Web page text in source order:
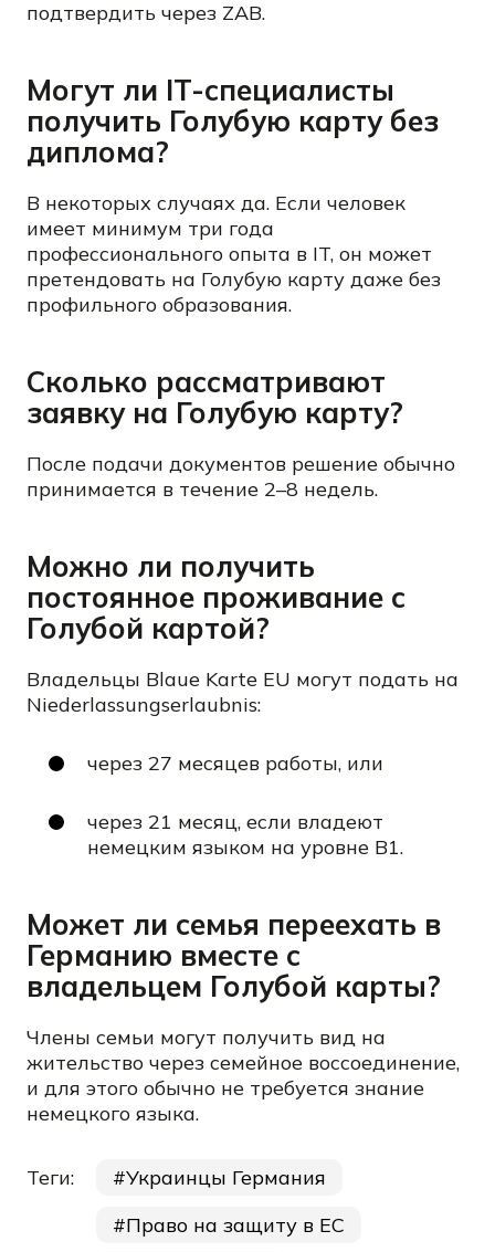
подтвердить через ZAB.
Могут ли IT-специалисты
получить Голубую карту без
диплома?
В некоторых случаях да. Если человек
имеет минимум три года
профессионального опыта в IT, он может
претендовать на Голубую карту даже без
профильного образования.
Сколько рассматривают
заявку на Голубую карту?
После подачи документов решение обычно
принимается в течение 2–8 недель.
Можно ли получить
постоянное проживание с
Голубой картой?
Владельцы Blaue Karte EU могут подать на
Niederlassungserlaubnis:
через 27 месяцев работы, или
через 21 месяц, если владеют
немецким языком на уровне B1.
Может ли семья переехать в
Германию вместе с
владельцем Голубой карты?
Члены семьи могут получить вид на
жительство через семейное воссоединение,
и для этого обычно не требуется знание
немецкого языка.
Теги:
Украинцы Германия
Право на защиту в ЕС